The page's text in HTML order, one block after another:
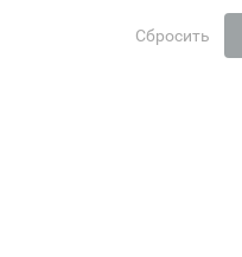
Сбросить